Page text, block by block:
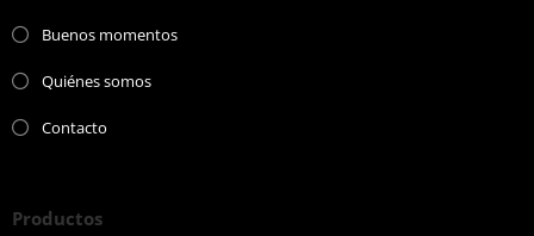
Buenos momentos
Quiénes somos
Contacto
Productos